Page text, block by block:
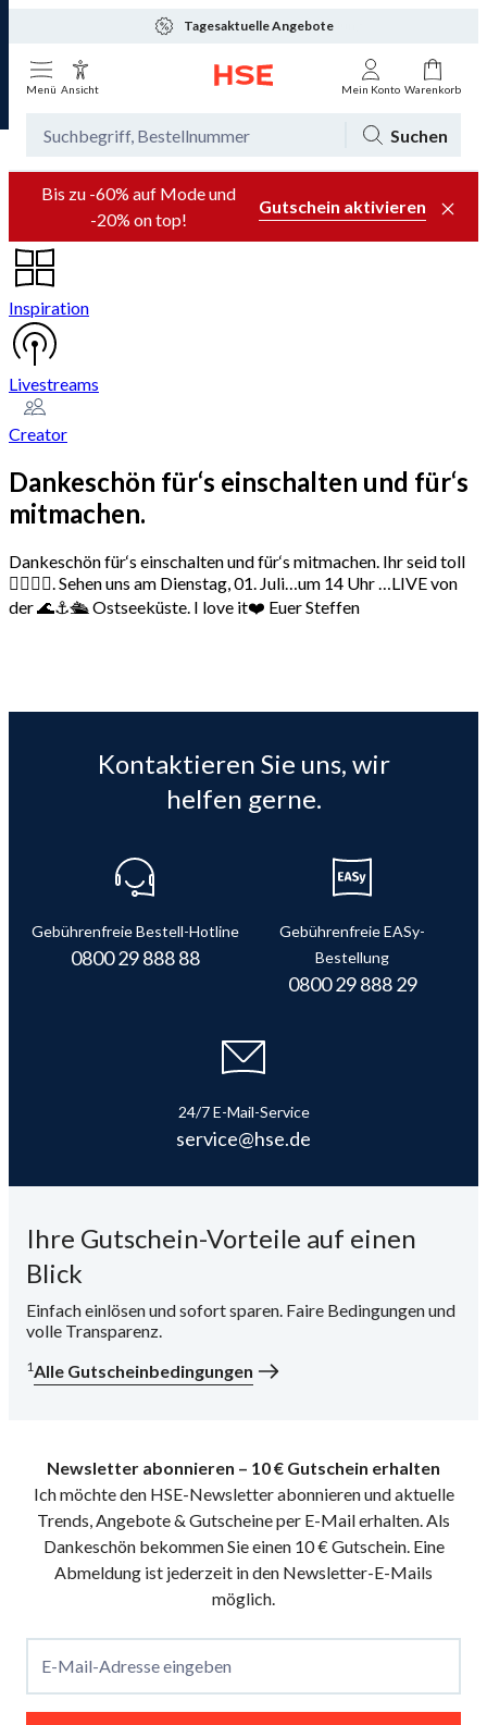
Tagesaktuelle Angebote
Menü Ansicht Mein Konto Warenkorb
Suchen
Bis zu -60% auf Mode und
-20% on top!
Gutschein aktivieren
Inspiration
Livestreams
Creator
Dankeschön für‘s einschalten und für‘s
mitmachen.
Dankeschön für‘s einschalten und für‘s mitmachen. Ihr seid toll
👍🏻🤗😘. Sehen uns am Dienstag, 01. Juli…um 14 Uhr …LIVE von
der 🌊⚓️🛳️ Ostseeküste. I love it❤️ Euer Steffen
Kontaktieren Sie uns, wir
helfen gerne.
Gebührenfreie Bestell-Hotline
0800 29 888 88
Gebührenfreie EASy-
Bestellung
0800 29 888 29
24/7 E-Mail-Service
service@hse.de
Ihre Gutschein-Vorteile auf einen
Blick
Einfach einlösen und sofort sparen. Faire Bedingungen und
volle Transparenz.
1Alle Gutscheinbedingungen
Newsletter abonnieren – 10 € Gutschein erhalten
Ich möchte den HSE-Newsletter abonnieren und aktuelle
Trends, Angebote & Gutscheine per E-Mail erhalten. Als
Dankeschön bekommen Sie einen 10 € Gutschein. Eine
Abmeldung ist jederzeit in den Newsletter-E-Mails
möglich.
E-Mail-Adresse eingeben